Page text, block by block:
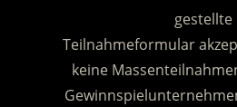
gestellte
Teilnahmeformular
keine